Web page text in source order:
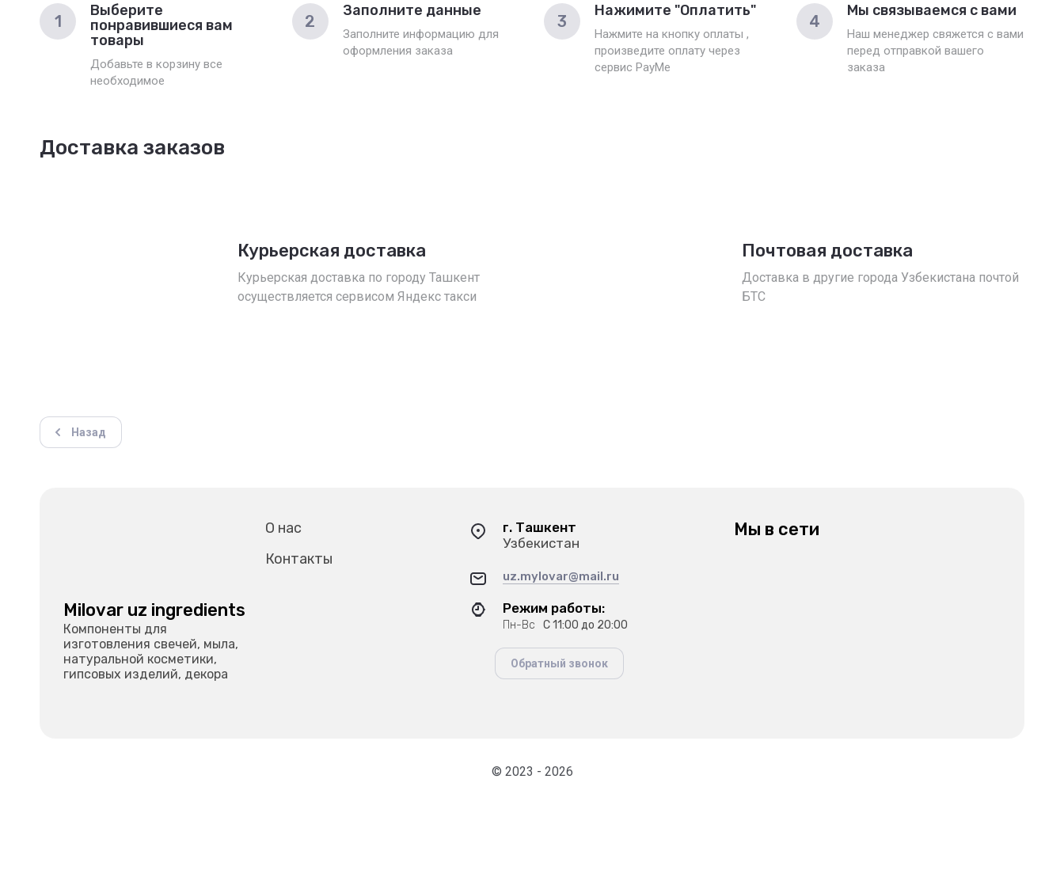
1
Выберите
понравившиеся вам
товары
Добавьте в корзину все
необходимое
2
Заполните данные
Заполните информацию для
оформления заказа
3
Нажимите "Оплатить"
Нажмите на кнопку оплаты ,
произведите оплату через
сервис PayMe
4
Мы связываемся с вами
Наш менеджер свяжется с вами
перед отправкой вашего
заказа
Доставка заказов
Курьерская доставка
Курьерская доставка по городу Ташкент
осуществляется сервисом Яндекс такси
Почтовая доставка
Доставка в другие города Узбекистана почтой
БТС
Назад
Milovar uz ingredients
Компоненты для
изготовления свечей, мыла,
натуральной косметики,
гипсовых изделий, декора
О нас
Контакты
г. Ташкент
Узбекистан
uz.mylovar@mail.ru
Режим работы:
Пн-Вс С 11:00 до 20:00
Обратный звонок
Мы в сети
© 2023 - 2026